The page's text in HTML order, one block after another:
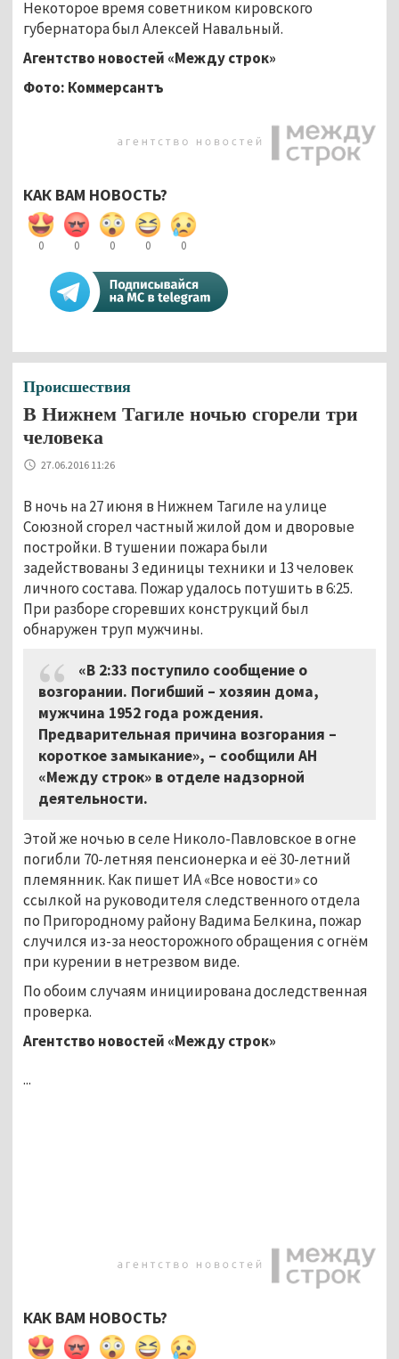
Некоторое время советником кировского
губернатора был Алексей Навальный.
Агентство новостей «Между строк»
Фото: Коммерсантъ
КАК ВАМ НОВОСТЬ?
0 0 0 0 0
Происшествия
В Нижнем Тагиле ночью сгорели три
человека
27.06.2016 11:26
В ночь на 27 июня в Нижнем Тагиле на улице
Союзной сгорел частный жилой дом и дворовые
постройки. В тушении пожара были
задействованы 3 единицы техники и 13 человек
личного состава. Пожар удалось потушить в 6:25.
При разборе сгоревших конструкций был
обнаружен труп мужчины.
«В 2:33 поступило сообщение о
возгорании. Погибший – хозяин дома,
мужчина 1952 года рождения.
Предварительная причина возгорания –
короткое замыкание», – сообщили АН
«Между строк» в отделе надзорной
деятельности.
Этой же ночью в селе Николо-Павловское в огне
погибли 70-летняя пенсионерка и её 30-летний
племянник. Как пишет ИА «Все новости» со
ссылкой на руководителя следственного отдела
по Пригородному району Вадима Белкина, пожар
случился из-за неосторожного обращения с огнём
при курении в нетрезвом виде.
По обоим случаям инициирована доследственная
проверка.
Агентство новостей «Между строк»
...
КАК ВАМ НОВОСТЬ?